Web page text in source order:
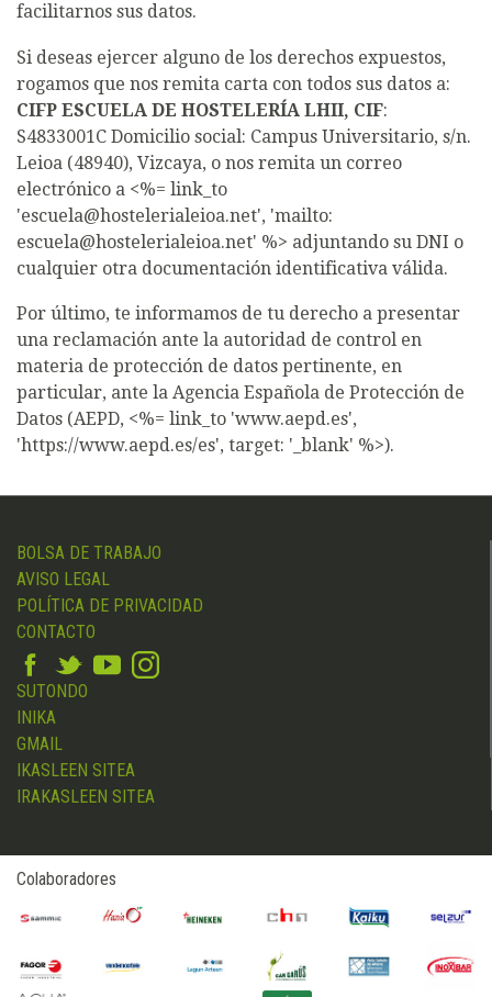
facilitarnos sus datos.
Si deseas ejercer alguno de los derechos expuestos,
rogamos que nos remita carta con todos sus datos a:
CIFP ESCUELA DE HOSTELERÍA LHII, CIF:
S4833001C Domicilio social: Campus Universitario, s/n.
Leioa (48940), Vizcaya, o nos remita un correo
electrónico a <%= link_to
'escuela@hostelerialeioa.net', 'mailto:
escuela@hostelerialeioa.net' %> adjuntando su DNI o
cualquier otra documentación identificativa válida.
Por último, te informamos de tu derecho a presentar
una reclamación ante la autoridad de control en
materia de protección de datos pertinente, en
particular, ante la Agencia Española de Protección de
Datos (AEPD, <%= link_to 'www.aepd.es',
'https://www.aepd.es/es', target: '_blank' %>).
BOLSA DE TRABAJO
AVISO LEGAL
POLÍTICA DE PRIVACIDAD
CONTACTO
SUTONDO
INIKA
GMAIL
IKASLEEN SITEA
IRAKASLEEN SITEA
Colaboradores